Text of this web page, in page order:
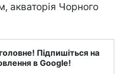
акваторія Чорного
Підпишіться на
в Google!